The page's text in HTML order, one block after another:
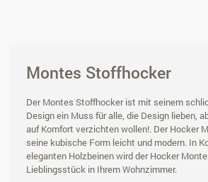
Montes Stoffhocker
Der Montes Stoffhocker ist mit seinem
Design ein Muss für alle, die Design lieben,
auf Komfort verzichten wollen!. Der Hocker
seine kubische Form leicht und modern. In
eleganten Holzbeinen wird der Hocker
Lieblingsstück in Ihrem Wohnzimmer.